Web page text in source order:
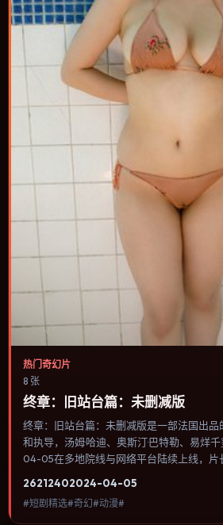
热门奇幻片
8 张
终章：旧站台篇：未删减版
终章：旧站台篇：未删减版是一部法国出
和执导，汤姆·哈迪、奥斯汀·巴特勒、易烊
04-05在多地院线与网络平台陆续上线，片
情节推进，节奏与视听语言统一，可作为休
26212402024-04-05
#短剧精选#奇幻#动漫#